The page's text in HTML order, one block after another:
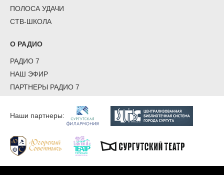
ПОЛОСА УДАЧИ
СТВ-ШКОЛА
О РАДИО
РАДИО 7
НАШ ЭФИР
ПАРТНЕРЫ РАДИО 7
Наши партнеры: